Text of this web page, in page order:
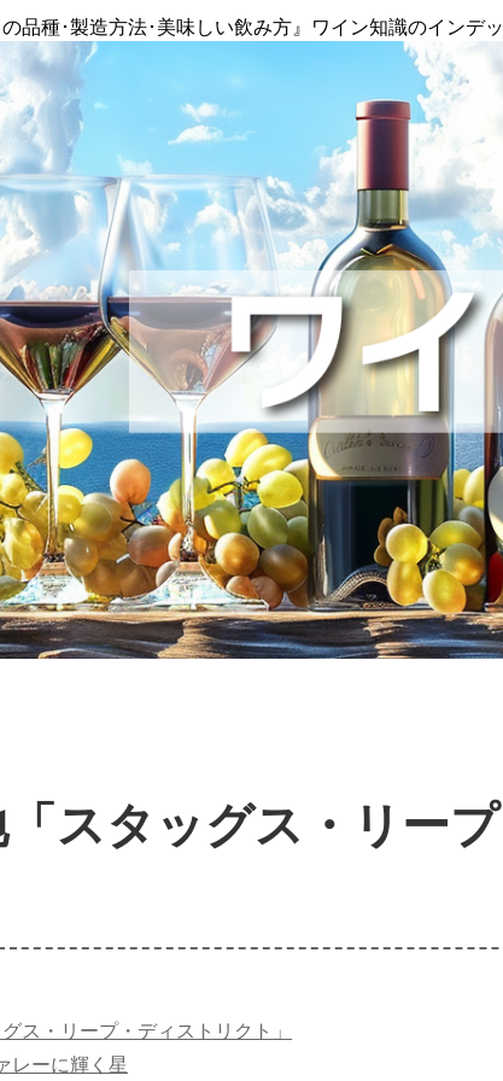
品種･製造方法･美味しい飲み方』ワイン知識のインデ
スタッグス・リー
ス・リープ・ディストリクト」
レーに輝く星